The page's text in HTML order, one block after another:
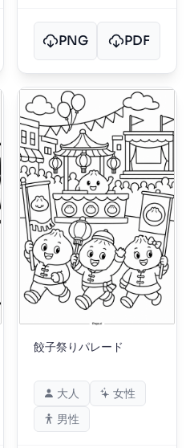
PNG PDF
餃子祭りパレード
大人
女性
男性